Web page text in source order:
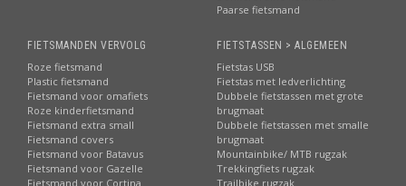
Paarse fietsmand
FIETSMANDEN VERVOLG
Roze fietsmand
Plastic fietsmand
Fietsmand voor omafiets
Roze kinderfietsmand
Fietsmand extra small
Fietsmand covers
Fietsmand voor Batavus
Fietsmand voor Gazelle
Fietsmand voor Cortina
FIETSTASSEN > ALGEMEEN
Fietstas USB
Fietstas met ledverlichting
Dubbele fietstassen met grote
brugmaat
Dubbele fietstassen met smalle
brugmaat
Mountainbike/ MTB rugzak
Trekkingfiets rugzak
Trailbike rugzak